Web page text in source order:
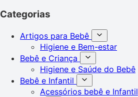
Categorias
Artigos para Bebê
Higiene e Bem-estar
Bebê e Criança
Higiene e Saúde do Bebê
Bebê e Infantil
Acessórios bebê e Infantil